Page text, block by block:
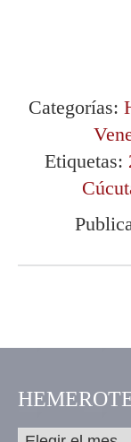
Categorías:
Etiquetas: